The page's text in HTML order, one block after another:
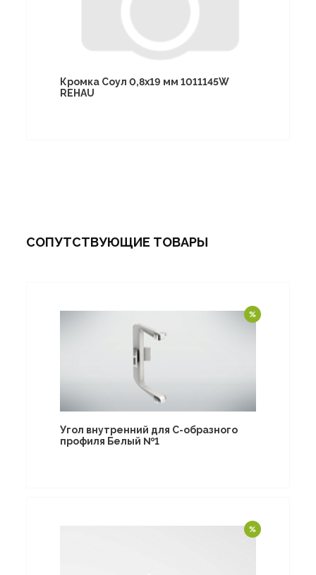
Кромка Соул 0,8х19 мм 1011145W
REHAU
СОПУТСТВУЮЩИЕ ТОВАРЫ
Угол внутренний для С-образного
профиля Белый №1